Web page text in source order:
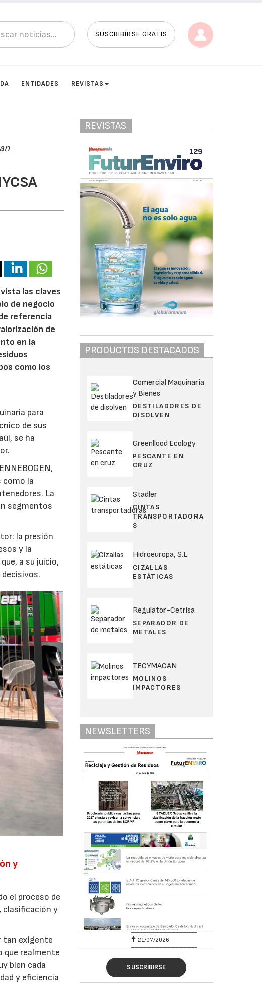
SUSCRIBIRSE GRATIS
ENTIDADES REVISTAS
las claves
de negocio
referencia
de
en la
como los
para
de sus
se ha
como la
La
segmentos
la presión
y la
a su juicio,
y
el proceso de
clasificación y
tan exigente
que realmente
bien cada
y eficiencia
REVISTAS
PRODUCTOS DESTACADOS
Comercial Maquinaria
y Bienes
DESTILADORES DE
DISOLVEN
Greenllood Ecology
PESCANTE EN
CRUZ
Stadler
CINTAS
TRANSPORTADORA
S
Hidroeuropa, S.L.
CIZALLAS
ESTÁTICAS
Regulator-Cetrisa
SEPARADOR DE
METALES
TECYMACAN
MOLINOS
IMPACTORES
NEWSLETTERS
28/07/2026 21/07/2026
SUSCRIBIRSE